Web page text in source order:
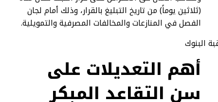
(ثلاثين يوماً) من تاريخ التبليغ بالقرار، وذلك أمام لجان
الفصل في المنازعات والمخالفات المصرفية والتمويلية.
أهم التعديلات على
سن التقاعد المبكر